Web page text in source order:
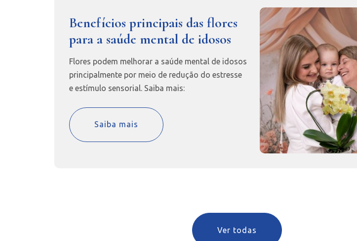
Benefícios principais das flores
para a saúde mental de idosos
Flores podem melhorar a saúde mental de idosos
principalmente por meio de redução do estresse
e estímulo sensorial. Saiba mais:
Saiba mais
Ver todas